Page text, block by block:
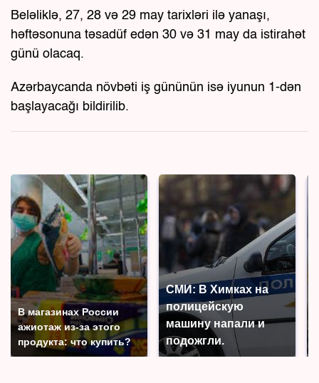
Beləliklə, 27, 28 və 29 may tarixləri ilə yanaşı,
həftəsonuna təsadüf edən 30 və 31 may da istirahət
günü olacaq.
Azərbaycanda növbəti iş gününün isə iyunun 1-dən
başlayacağı bildirilib.
В магазинах России
ажиотаж из-за этого
продукта: что купить?
СМИ: В Химках на
полицейскую
машину напали и
подожгли.